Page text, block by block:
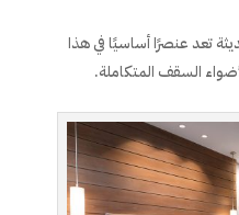
تعد عنصرًا أساسيًا في هذا
السقف المتكاملة.